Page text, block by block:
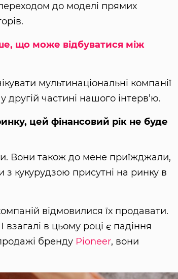
до моделі прямих
що може відбуватися між
мультинаціональні компанії
частині нашого інтерв’ю.
цей фінансовий рік не буде
Вони також до мене приїжджали,
кукурудзою присутні на ринку в
відмовилися їх продавати.
в цьому році є падіння
бренду Pioneer, вони